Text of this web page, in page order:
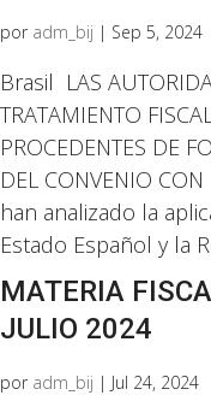
por adm_bij | Sep 5, 2024
Brasil LAS
TRATAMIENTO
PROCEDENTES DE
DEL CONVENIO
han analizado la
Estado Español y la
MATERIA
JULIO 2024
por adm_bij | Jul 24, 2024